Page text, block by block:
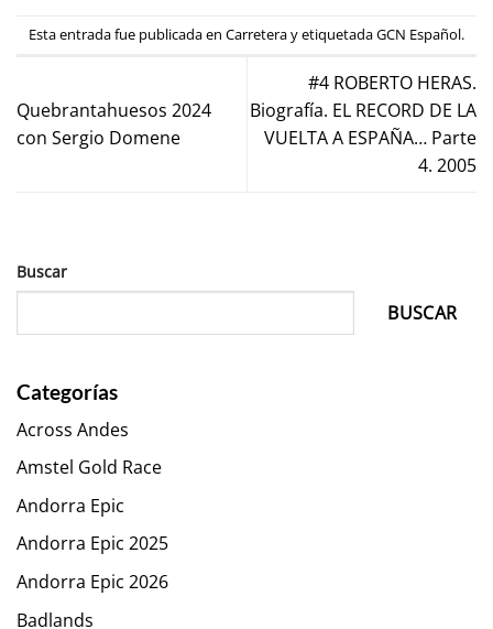
Esta entrada fue publicada en Carreteray etiquetadaGCN Español.
Quebrantahuesos 2024
con Sergio Domene
#4 ROBERTO HERAS.
Biografía. EL RECORD DE LA
VUELTA A ESPAÑA… Parte
4. 2005
Buscar
BUSCAR
Categorías
Across Andes
Amstel Gold Race
Andorra Epic
Andorra Epic 2025
Andorra Epic 2026
Badlands